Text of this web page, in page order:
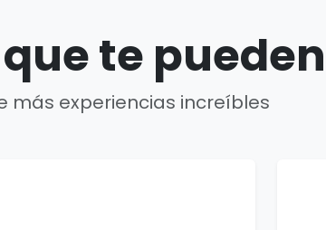
te
más experiencias increíbles